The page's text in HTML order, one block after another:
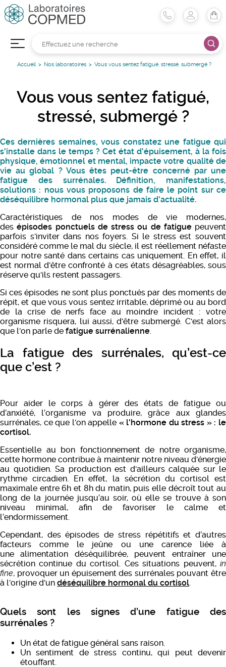
Accueil Nos laboratoires Vous vous sentez fatigué, stressé, submergé ?
Vous vous sentez fatigué,
stressé, submergé ?
Ces dernières semaines, vous constatez une fatigue qui
s'installe dans le temps ? Cet état d'épuisement, à la fois
physique, émotionnel et mental, impacte votre qualité de
vie au global ? Vous êtes peut-être concerné par une
fatigue des surrénales. Définition, manifestations,
solutions : nous vous proposons de faire le point sur ce
déséquilibre hormonal plus que jamais d'actualité.
Caractéristiques de nos modes de vie modernes,
desépisodes ponctuels de stress ou de fatiguepeuvent
parfois s'inviter dans nos foyers. Si le stress est souvent
considéré comme le mal du siècle, il est réellement néfaste
pour notre santé dans certains cas uniquement. En effet, il
est normal d'être confronté à ces états désagréables, sous
réserve qu'ils restent passagers.
Si ces épisodes ne sont plus ponctués par des moments de
répit, et que vous vous sentez irritable, déprimé ou au bord
de la crise de nerfs face au moindre incident : votre
organisme risquera, lui aussi, d'être submergé. C'est alors
que l'on parle de fatigue surrénalienne.
La fatigue des surrénales, qu’est-ce
que c’est ?
Pour aider le corps à gérer des états de fatigue ou
d’anxiété, l’organisme va produire, grâce aux glandes
surrénales, ce que l'on appelle « l'hormone du stress » : le
cortisol.
Essentielle au bon fonctionnement de notre organisme,
cette hormone contribue à maintenir notre niveau d'énergie
au quotidien. Sa production est d'ailleurs calquée sur le
rythme circadien. En effet, la sécrétion du cortisol est
maximale entre 6h et 8h du matin, puis elle décroît tout au
long de la journée jusqu’au soir, où elle se trouve à son
niveau minimal, afin de favoriser le calme et
l’endormissement.
Cependant, des épisodes de stress répétitifs et d’autres
facteurs comme le jeûne ou une carence liée à
une alimentation déséquilibrée, peuvent entraîner une
sécrétion continue du cortisol. Ces situations peuvent, in
fine, provoquer un épuisement des surrénales pouvant être
à l'origine d'un déséquilibre hormonal du cortisol
Quels sont les signes d’une fatigue des
surrénales ?
Un état de fatigue général sans raison.
Un sentiment de stress continu, qui peut devenir
étouffant.